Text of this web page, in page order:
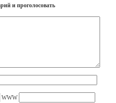
и проголосовать
WWW